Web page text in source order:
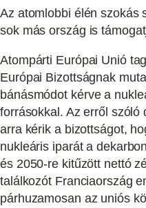
Az atomlobbi élén szokás
sok más ország is
Atompárti Európai Unió
Európai Bizottságnak
bánásmódot kérve a
forrásokkal. Az erről
arra kérik a bizottságot,
nukleáris iparát a
és 2050-re kitűzött nettó
találkozót Franciaország
párhuzamosan az uniós